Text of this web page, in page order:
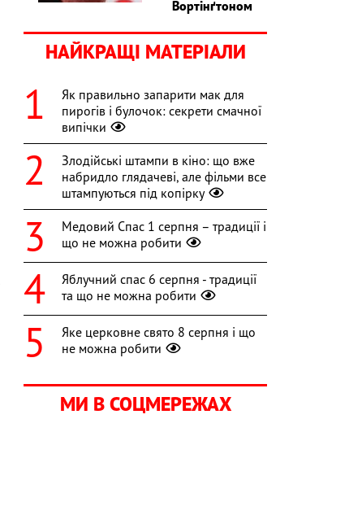
Вортінґтоном
НАЙКРАЩІ МАТЕРІАЛИ
Як правильно запарити мак для
пирогів і булочок: секрети смачної
випічки
Злодійські штампи в кіно: що вже
набридло глядачеві, але фільми все
штампуються під копірку
Медовий Спас 1 серпня – традиції і
що не можна робити
Яблучний спас 6 серпня - традиції
та що не можна робити
Яке церковне свято 8 серпня і що
не можна робити
МИ В СОЦМЕРЕЖАХ